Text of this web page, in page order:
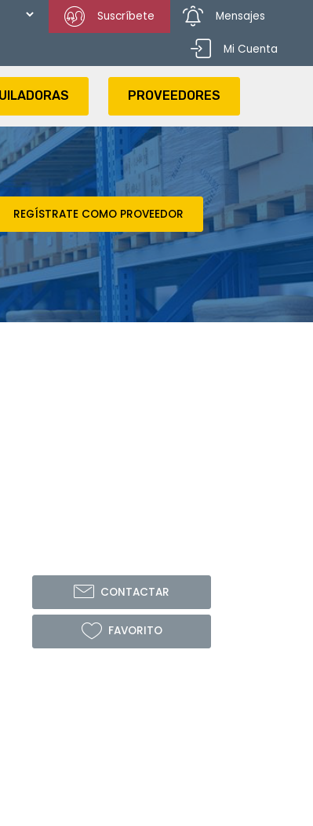
Suscríbete Mensajes
Mi Cuenta
PROVEEDORES
REGÍSTRATE COMO PROVEEDOR
CONTACTAR
FAVORITO